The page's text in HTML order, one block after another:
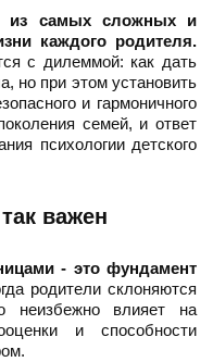
из самых сложных и
каждого родителя.
с дилеммой: как дать
но при этом установить
и гармоничного
семей, и ответ
психологии детского
важен
- это фундамент
родители склоняются
неизбежно влияет на
и способности